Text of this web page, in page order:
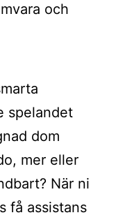
och
spelandet
dom
mer eller
När ni
få assistans